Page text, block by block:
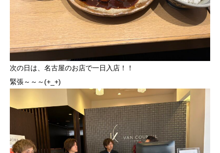
次の日は、名古屋のお店で一日入店！！
緊張～～～(+_+)